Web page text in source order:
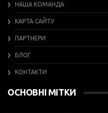
НАША КОМАНДА
КАРТА САЙТУ
ПАРТНЕРИ
БЛОГ
КОНТАКТИ
ОСНОВНІ МІТКИ